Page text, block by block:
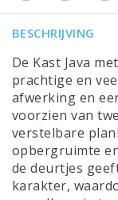
BESCHRIJVING
De Kast Java
prachtige en
afwerking en
voorzien van
verstelbare
opbergruimte
de deurtjes
karakter,